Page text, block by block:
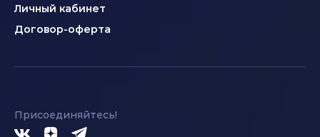
Личный кабинет
Договор-оферта
Присоединяйтесь!